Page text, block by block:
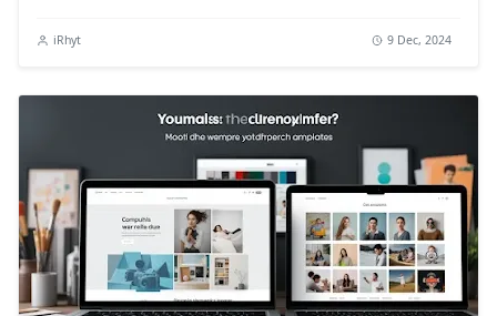
iRhyt 9 Dec, 2024